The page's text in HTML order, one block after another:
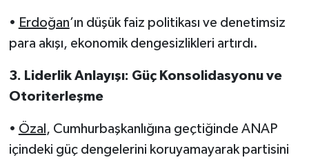
• Erdoğan’ın düşük faiz politikası ve denetimsiz
para akışı, ekonomik dengesizlikleri artırdı.
3. Liderlik Anlayışı: Güç Konsolidasyonu ve
Otoriterleşme
• Özal , Cumhurbaşkanlığına geçtiğinde ANAP
içindeki güç dengelerini koruyamayarak partisini